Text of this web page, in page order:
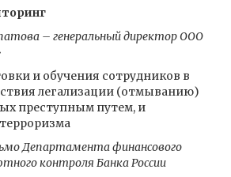
– генеральный директор ООО
и обучения сотрудников в
легализации (отмыванию)
преступным путем, и
Департамента финансового
контроля Банка России